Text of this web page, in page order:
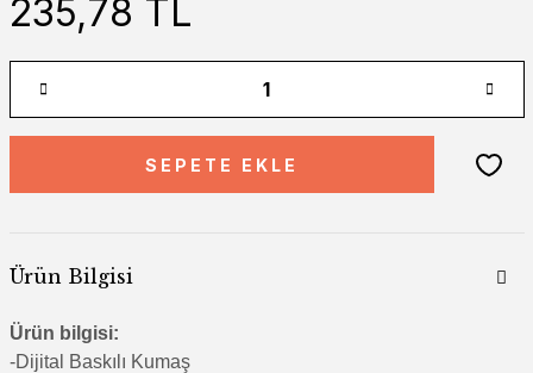
235,78 TL
SEPETE EKLE
Ürün Bilgisi
Ürün bilgisi:
-Dijital Baskılı Kumaş